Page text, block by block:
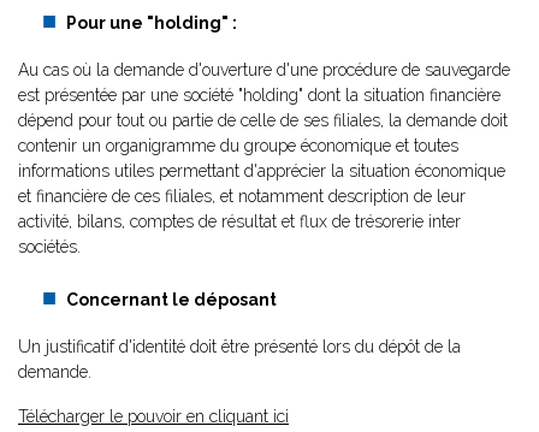
Pour une "holding" :
Au cas où la demande d'ouverture d'une procédure de sauvegarde
est présentée par une société "holding" dont la situation financière
dépend pour tout ou partie de celle de ses filiales, la demande doit
contenir un organigramme du groupe économique et toutes
informations utiles permettant d'apprécier la situation économique
et financière de ces filiales, et notamment description de leur
activité, bilans, comptes de résultat et flux de trésorerie inter
sociétés.
Concernant le déposant
Un justificatif d'identité doit être présenté lors du dépôt de la
demande.
Télécharger le pouvoir en cliquant ici